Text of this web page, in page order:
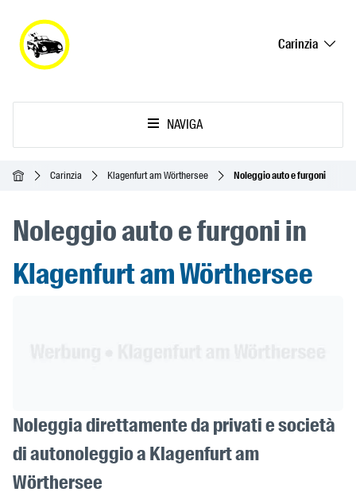
Carinzia
NAVIGA
Home Carinzia Klagenfurt am Wörthersee Noleggio auto e furgoni
Noleggio auto e furgoni in
Klagenfurt am Wörthersee
Noleggia direttamente da privati e società
di autonoleggio a Klagenfurt am
Wörthersee